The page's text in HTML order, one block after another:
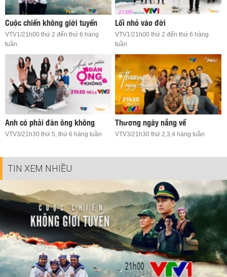
Cuộc chiến không giới tuyến
VTV1/21h00 thứ 2 đến thứ 6 hàng
tuần
Lối nhỏ vào đời
VTV1/21h00 thứ 2 đến thứ 6 hàng
tuần
Anh có phải đàn ông không
VTV3/21h30 thứ 5, thứ 6 hàng tuần
Thương ngày nắng về
VTV3/21h30 thứ 2,3,4 hàng tuần
TIN XEM NHIỀU